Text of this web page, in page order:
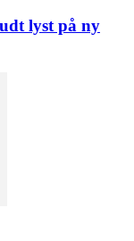
lyst på ny